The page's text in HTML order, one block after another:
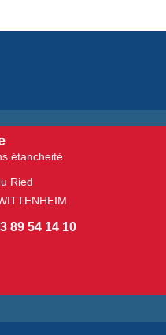
étancheité
Ried
89 54 14 10